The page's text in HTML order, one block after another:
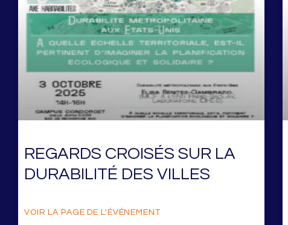
REGARDS CROISÉS SUR LA
DURABILITÉ DES VILLES
VOIR LA PAGE DE L'ÉVÉNEMENT